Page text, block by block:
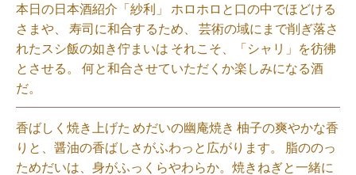
本日の日本酒紹介「紗利」 ホロホロと口の中でほどける
さまや、 寿司に和合するため、 芸術の域にまで削ぎ落さ
れたスシ飯の如き佇まいは それこそ、「シャリ」を彷彿
とさせる。 何と和合させていただくか楽しみになる酒
だ。⁡
香ばしく焼き上げた めだいの幽庵焼き 柚子の爽やかな香
りと、醤油の香ばしさがふわっと広がります。 脂ののっ
ためだいは、身がふっくらやわらか。焼きねぎと一緒に